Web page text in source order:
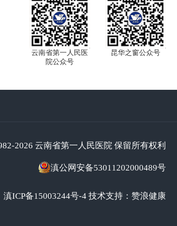
云南省第一人民医
院公众号
昆华之窗公众号
2026 云南省第一人民医院 保留所有权利
滇公网安备53011202000489号
滇ICP备15003244号-4 技术支持：赞浪健康